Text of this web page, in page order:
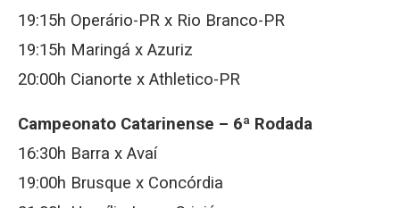
19:15h Operário-PR x Rio Branco-PR
19:15h Maringá x Azuriz
20:00h Cianorte x Athletico-PR
Campeonato Catarinense – 6ª Rodada
16:30h Barra x Avaí
19:00h Brusque x Concórdia